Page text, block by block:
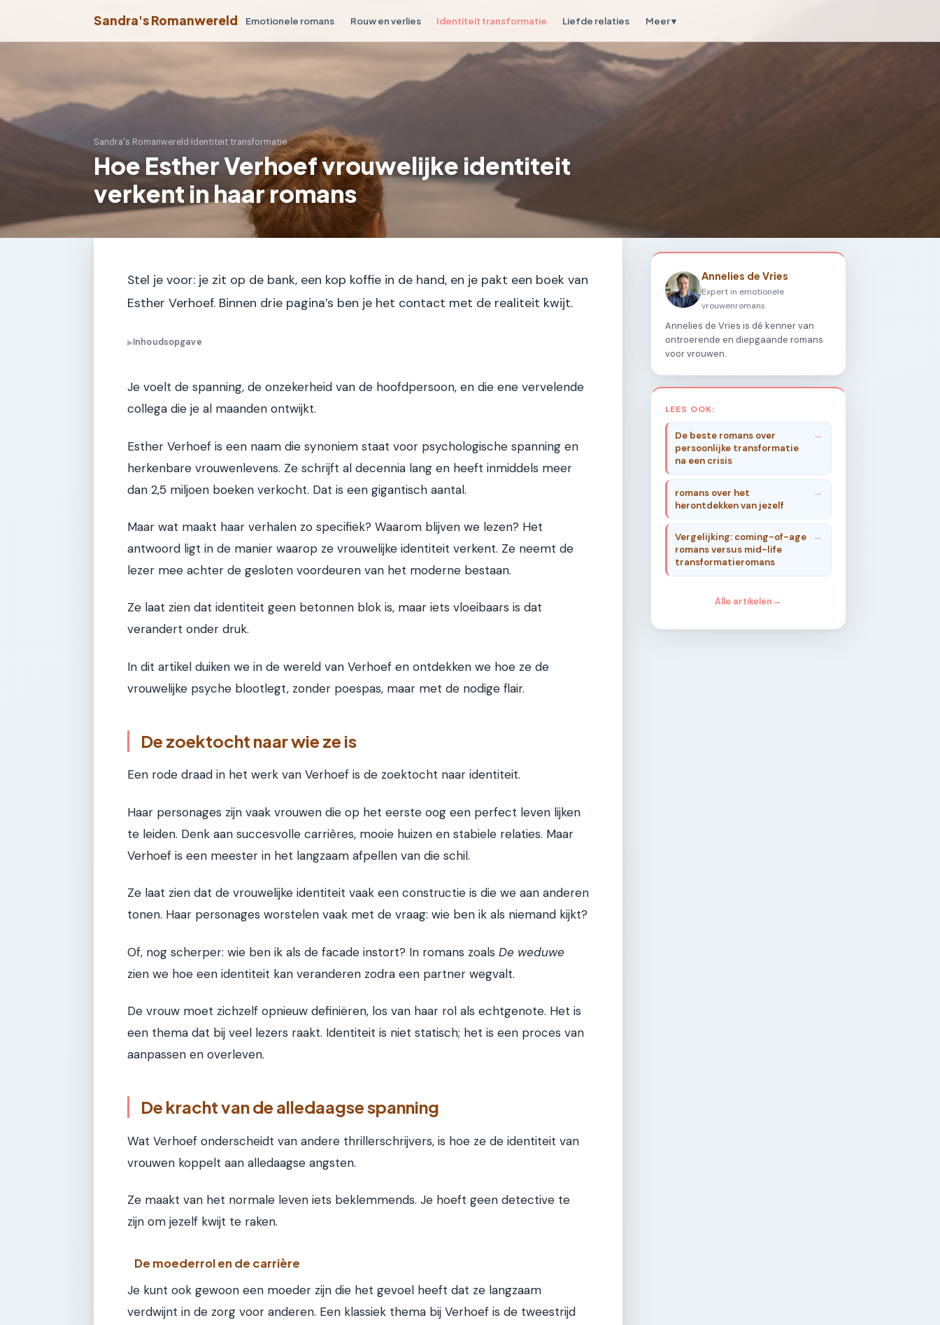
Sandra's Romanwereld Emotionele romans Rouw en verlies Identiteit transformatie Liefde relaties Meer ▾
Sandra's Romanwereld›Identiteit transformatie
Hoe Esther Verhoef vrouwelijke identiteit
verkent in haar romans
Stel je voor: je zit op de bank, een kop koffie in de hand, en je pakt een boek van
Esther Verhoef. Binnen drie pagina’s ben je het contact met de realiteit kwijt.
▶Inhoudsopgave
Je voelt de spanning, de onzekerheid van de hoofdpersoon, en die ene vervelende
collega die je al maanden ontwijkt.
Esther Verhoef is een naam die synoniem staat voor psychologische spanning en
herkenbare vrouwenlevens. Ze schrijft al decennia lang en heeft inmiddels meer
dan 2,5 miljoen boeken verkocht. Dat is een gigantisch aantal.
Maar wat maakt haar verhalen zo specifiek? Waarom blijven we lezen? Het
antwoord ligt in de manier waarop ze vrouwelijke identiteit verkent. Ze neemt de
lezer mee achter de gesloten voordeuren van het moderne bestaan.
Ze laat zien dat identiteit geen betonnen blok is, maar iets vloeibaars is dat
verandert onder druk.
In dit artikel duiken we in de wereld van Verhoef en ontdekken we hoe ze de
vrouwelijke psyche blootlegt, zonder poespas, maar met de nodige flair.
De zoektocht naar wie ze is
Een rode draad in het werk van Verhoef is de zoektocht naar identiteit.
Haar personages zijn vaak vrouwen die op het eerste oog een perfect leven lijken
te leiden. Denk aan succesvolle carrières, mooie huizen en stabiele relaties. Maar
Verhoef is een meester in het langzaam afpellen van die schil.
Ze laat zien dat de vrouwelijke identiteit vaak een constructie is die we aan anderen
tonen. Haar personages worstelen vaak met de vraag: wie ben ik als niemand kijkt?
Of, nog scherper: wie ben ik als de facade instort? In romans zoals De weduwe
zien we hoe een identiteit kan veranderen zodra een partner wegvalt.
De vrouw moet zichzelf opnieuw definiëren, los van haar rol als echtgenote. Het is
een thema dat bij veel lezers raakt. Identiteit is niet statisch; het is een proces van
aanpassen en overleven.
De kracht van de alledaagse spanning
Wat Verhoef onderscheidt van andere thrillerschrijvers, is hoe ze de identiteit van
vrouwen koppelt aan alledaagse angsten.
Ze maakt van het normale leven iets beklemmends. Je hoeft geen detective te
zijn om jezelf kwijt te raken.
De moederrol en de carrière
Je kunt ook gewoon een moeder zijn die het gevoel heeft dat ze langzaam
verdwijnt in de zorg voor anderen. Een klassiek thema bij Verhoef is de tweestrijd
Annelies de Vries
Expert in emotionele
vrouwenromans
Annelies de Vries is dé kenner van
ontroerende en diepgaande romans
voor vrouwen.
LEES OOK:
De beste romans over
persoonlijke transformatie
na een crisis
romans over het
herontdekken van jezelf
Vergelijking: coming-of-age
romans versus mid-life
transformatieromans
Alle artikelen